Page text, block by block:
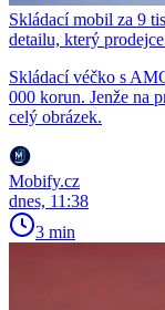
Skládací mobil za 9
detailu, který
Skládací véčko s
000 korun. Jenže na
celý obrázek.
Mobify.cz
dnes, 11:38
3 min